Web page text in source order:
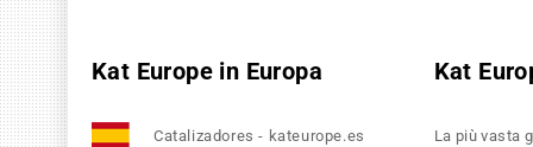
Kat Europe in Europa
Catalizadores - kateurope.es
Kat
La più vasta